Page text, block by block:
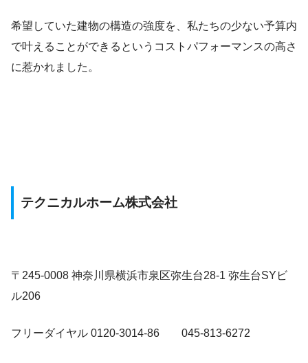
希望していた建物の構造の強度を、私たちの少ない予算内
で叶えることができるというコストパフォーマンスの高さ
に惹かれました。
テクニカルホーム株式会社
〒245-0008 神奈川県横浜市泉区弥生台28-1 弥生台SYビ
ル206
フリーダイヤル 0120-3014-86 045-813-6272